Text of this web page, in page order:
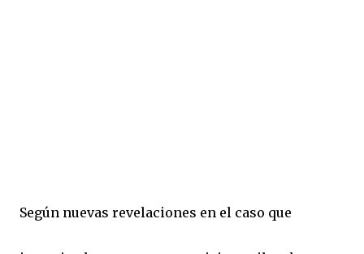
Según nuevas revelaciones en el caso que